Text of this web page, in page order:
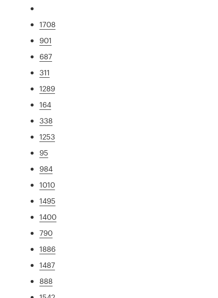
1708
901
687
311
1289
164
338
1253
95
984
1010
1495
1400
790
1886
1487
888